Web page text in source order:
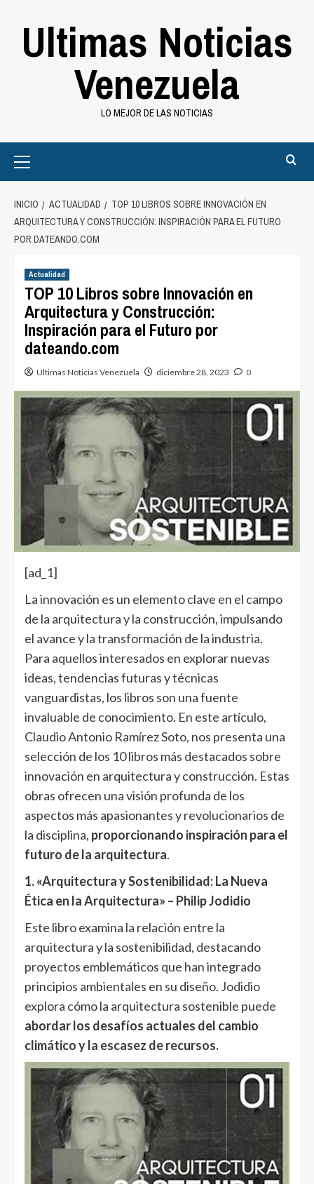
Ultimas Noticias
Venezuela
LO MEJOR DE LAS NOTICIAS
Menu
INICIO ACTUALIDAD
TOP 10 LIBROS SOBRE INNOVACIÓN EN
ARQUITECTURA Y CONSTRUCCIÓN: INSPIRACIÓN PARA EL FUTURO
POR DATEANDO.COM
Actualidad
TOP 10 Libros sobre Innovación en
Arquitectura y Construcción:
Inspiración para el Futuro por
dateando.com
Ultimas Noticias Venezuela diciembre 28, 2023 0
[ad_1]
La innovación es un elemento clave en el campo
de la arquitectura y la construcción, impulsando
el avance y la transformación de la industria.
Para aquellos interesados en explorar nuevas
ideas, tendencias futuras y técnicas
vanguardistas, los libros son una fuente
invaluable de conocimiento. En este artículo,
Claudio Antonio Ramírez Soto, nos presenta una
selección de los 10 libros más destacados sobre
innovación en arquitectura y construcción. Estas
obras ofrecen una visión profunda de los
aspectos más apasionantes y revolucionarios de
la disciplina, proporcionando inspiración para el
futuro de la arquitectura.
1. «Arquitectura y Sostenibilidad: La Nueva
Ética en la Arquitectura» – Philip Jodidio
Este libro examina la relación entre la
arquitectura y la sostenibilidad, destacando
proyectos emblemáticos que han integrado
principios ambientales en su diseño. Jodidio
explora cómo la arquitectura sostenible puede
abordar los desafíos actuales del cambio
climático y la escasez de recursos.